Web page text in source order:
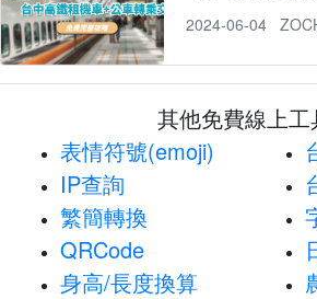
2024-06-04
其他免費線上工
表情符號(emoji)
IP查詢
繁簡轉換
QRCode
身高/長度換算